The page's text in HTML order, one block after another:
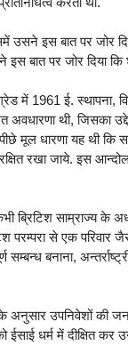
उसने इस बात पर जोर
बात पर जोर दिया कि
में 1961 ई.
अवधारणा थी, जिसका
मूल धारणा यह थी कि
रखा जाये. इस
ब्रिटिश साम्राज्य के
परम्परा से एक परिवार
सम्बन्ध बनाना,
अनुसार उपनिवेशों
ईसाई धर्म में दीक्षित कर